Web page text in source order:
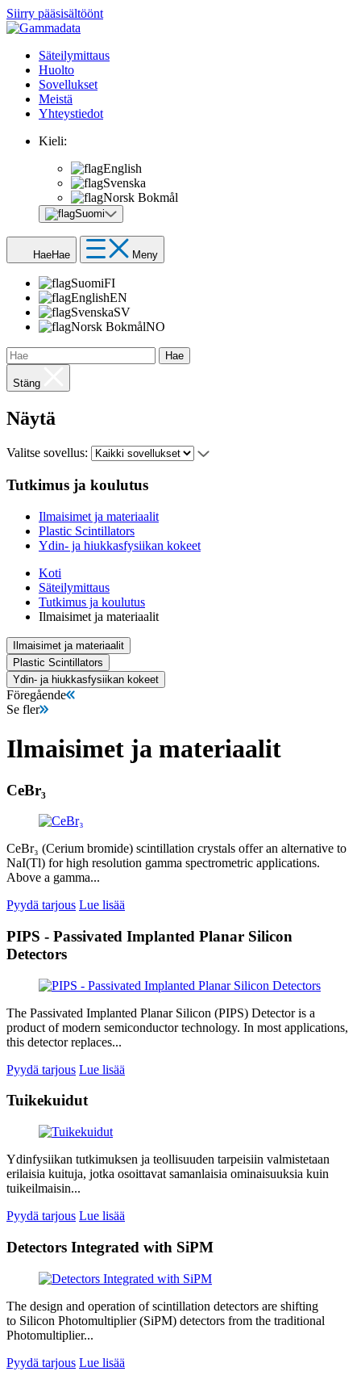
Siirry pääsisältöönt
Säteilymittaus
Huolto
Sovellukset
Meistä
Yhteystiedot
Kieli:
English
Svenska
Norsk Bokmål
Suomi
HaeHae Meny
SuomiFI
EnglishEN
SvenskaSV
Norsk BokmålNO
Hae
Stäng
Näytä
Valitse sovellus:
Tutkimus ja koulutus
Ilmaisimet ja materiaalit
Plastic Scintillators
Ydin- ja hiukkasfysiikan kokeet
Koti
Säteilymittaus
Tutkimus ja koulutus
Ilmaisimet ja materiaalit
Ilmaisimet ja materiaalit
Plastic Scintillators
Ydin- ja hiukkasfysiikan kokeet
Föregående
Se fler
Ilmaisimet ja materiaalit
CeBr₃
CeBr₃ (Cerium bromide) scintillation crystals offer an alternative to
NaI(Tl) for high resolution gamma spectrometric applications.
Above a gamma...
Pyydä tarjous Lue lisää
PIPS - Passivated Implanted Planar Silicon
Detectors
The Passivated Implanted Planar Silicon (PIPS) Detector is a
product of modern semiconductor technology. In most applications,
this detector replaces...
Pyydä tarjous Lue lisää
Tuikekuidut
Ydinfysiikan tutkimuksen ja teollisuuden tarpeisiin valmistetaan
erilaisia kuituja, jotka osoittavat samanlaisia ominaisuuksia kuin
tuikeilmaisin...
Pyydä tarjous Lue lisää
Detectors Integrated with SiPM
The design and operation of scintillation detectors are shifting
to Silicon Photomultiplier (SiPM) detectors from the traditional
Photomultiplier...
Pyydä tarjous Lue lisää